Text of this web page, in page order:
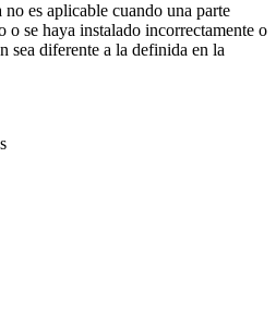
no es aplicable cuando una parte
o se haya instalado incorrectamente o
sea diferente a la definida en la